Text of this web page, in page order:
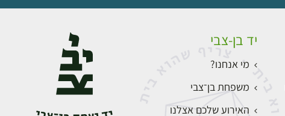
יד בן-צבי
מי אנחנו?
משפחת בן־צבי
האירוע שלכם אצלנו